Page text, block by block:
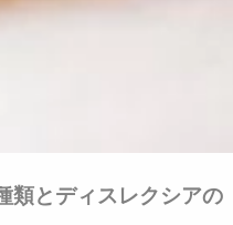
類とディスレクシアの